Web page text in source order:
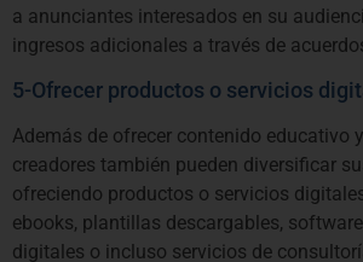
a anunciantes interesados en su
ingresos adicionales a través de
5-Ofrecer productos o servicios
Además de ofrecer contenido educativo
creadores también pueden diversificar
ofreciendo productos o servicios
ebooks, plantillas descargables,
digitales o incluso servicios de